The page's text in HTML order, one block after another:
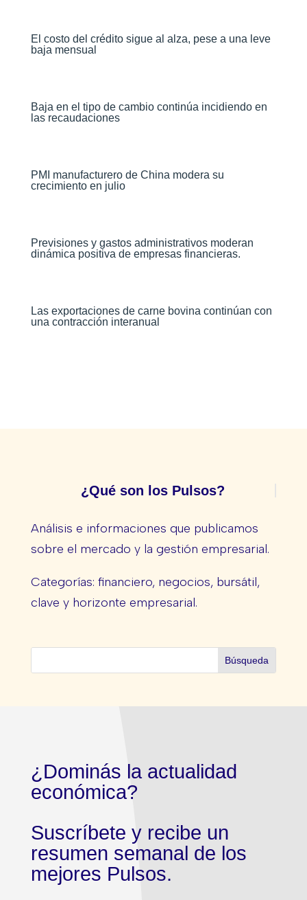
El costo del crédito sigue al alza, pese a una leve
baja mensual​
Baja en el tipo de cambio continúa incidiendo en
las recaudaciones​
PMI manufacturero de China modera su
crecimiento en julio​
Previsiones y gastos administrativos moderan
dinámica positiva de empresas financieras​.
Las exportaciones de carne bovina continúan con
una contracción interanual
¿Qué son los Pulsos?
Análisis e informaciones que publicamos
sobre el mercado y la gestión empresarial.
Categorías: financiero, negocios, bursátil,
clave y horizonte empresarial.
¿Dominás la actualidad
económica?
Suscríbete y recibe un
resumen semanal de los
mejores Pulsos.